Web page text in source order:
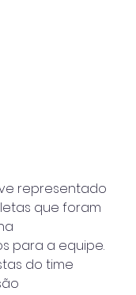
representado
que foram
para a equipe.
do time